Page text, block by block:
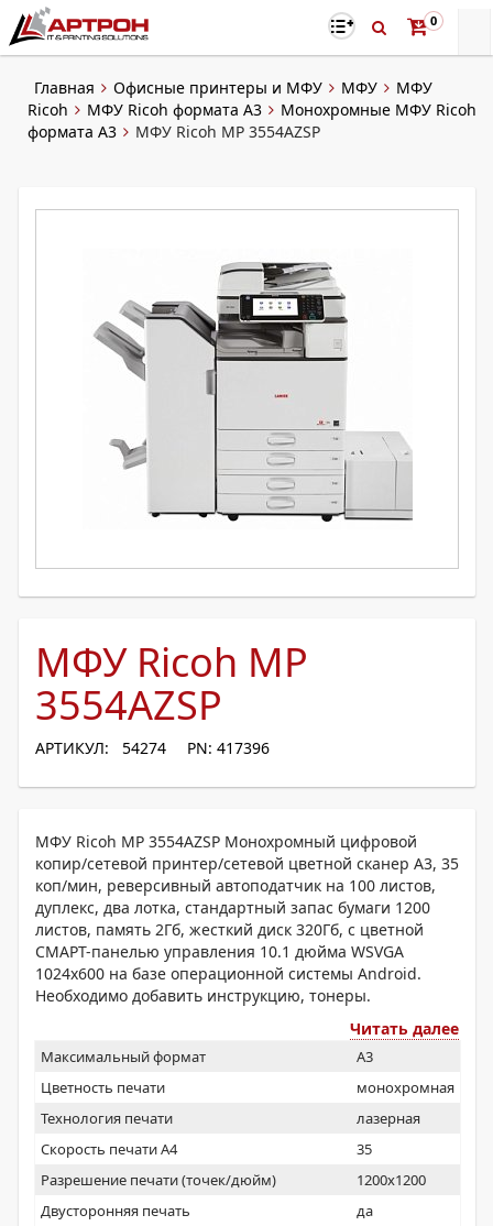
0
Главная Офисные принтеры и МФУ МФУ
МФУ
Ricoh
МФУ Ricoh формата A3
Монохромные МФУ Ricoh
формата А3
МФУ Ricoh MP 3554AZSP
МФУ Ricoh MP
3554AZSP
АРТИКУЛ: 54274 PN: 417396
МФУ Ricoh MP 3554AZSP Монохромный цифровой
копир/сетевой принтер/сетевой цветной сканер A3, 35
коп/мин, реверсивный автоподатчик на 100 листов,
дуплекс, два лотка, стандартный запас бумаги 1200
листов, память 2Гб, жесткий диск 320Гб, с цветной
СМАРТ-панелью управления 10.1 дюйма WSVGA
1024x600 на базе операционной системы Android.
Необходимо добавить инструкцию, тонеры.
Читать далее
Максимальный формат
A3
Цветность печати
монохромная
Технология печати
лазерная
Скорость печати А4
35
Разрешение печати (точек/дюйм)
1200x1200
Двусторонняя печать
да